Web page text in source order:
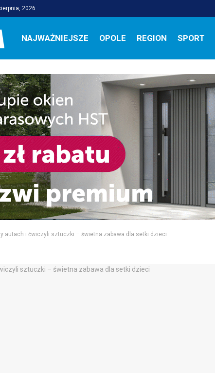
2026
NAJWAŻNIEJSZE OPOLE REGION SPORT
autach i ćwiczyli sztuczki – świetna zabawa dla setki dzieci